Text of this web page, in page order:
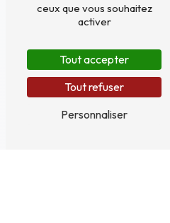
Contactez-nous
ceux que vous souhaitez
activer
Tout accepter
Tout refuser
Personnaliser